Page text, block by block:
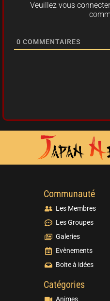
Veuillez vous
0 COMMENTAIRES
Communauté
Les Membres
Les Groupes
Galeries
Evènements
Boite à idées
Catégories
Animes